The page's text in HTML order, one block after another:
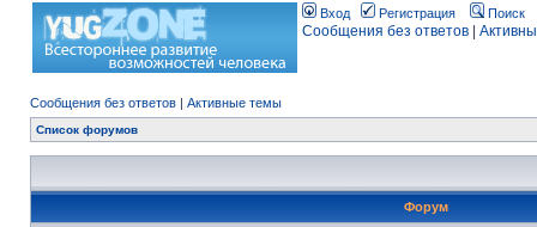
Вход Регистрация Поиск
Сообщения без ответов
Сообщения без ответов | Активные темы
Список форумов
Форум